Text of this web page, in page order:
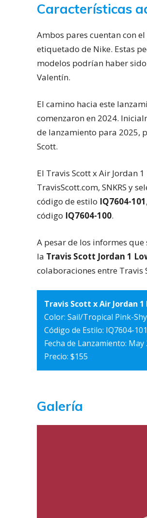
Características
Ambos pares cuentan con
etiquetado de Nike. Estas
modelos podrían haber
Valentín.
El camino hacia este
comenzaron en 2024.
de lanzamiento para 2025,
Scott.
El Travis Scott x Air Jordan
TravisScott.com, SNKRS y
código de estilo IQ7604-101
código IQ7604-100.
A pesar de los informes
la Travis Scott Jordan 1
colaboraciones entre Travis
Travis Scott x Air Jordan 1
Color: Sail/Tropical Pink-
Código de Estilo: IQ7604-101
Fecha de Lanzamiento: May
Precio: $155
Galería